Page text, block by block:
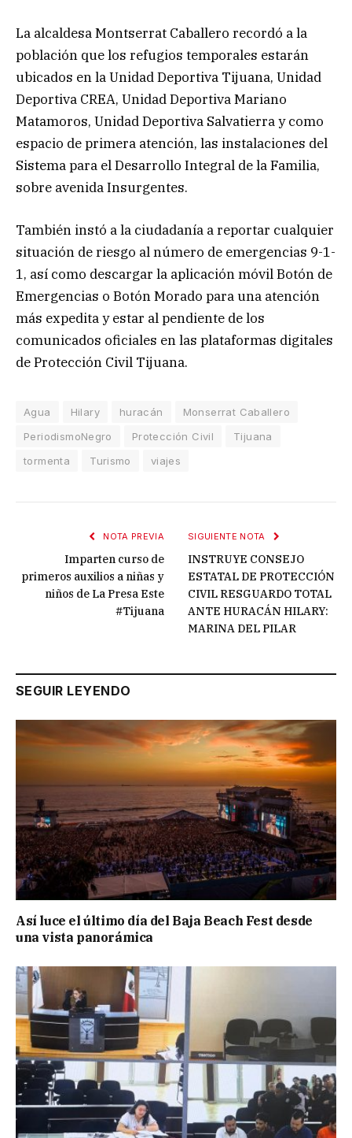
La alcaldesa Montserrat Caballero recordó a la
población que los refugios temporales estarán
ubicados en la Unidad Deportiva Tijuana, Unidad
Deportiva CREA, Unidad Deportiva Mariano
Matamoros, Unidad Deportiva Salvatierra y como
espacio de primera atención, las instalaciones del
Sistema para el Desarrollo Integral de la Familia,
sobre avenida Insurgentes.
También instó a la ciudadanía a reportar cualquier
situación de riesgo al número de emergencias 9-1-
1, así como descargar la aplicación móvil Botón de
Emergencias o Botón Morado para una atención
más expedita y estar al pendiente de los
comunicados oficiales en las plataformas digitales
de Protección Civil Tijuana.
Agua Hilary huracán
Monserrat Caballero
PeriodismoNegro
Protección Civil
Tijuana
tormenta
Turismo viajes
NOTA PREVIA
Imparten curso de
primeros auxilios a niñas y
niños de La Presa Este
#Tijuana
SIGUIENTE NOTA
INSTRUYE CONSEJO
ESTATAL DE PROTECCIÓN
CIVIL RESGUARDO TOTAL
ANTE HURACÁN HILARY:
MARINA DEL PILAR
SEGUIR LEYENDO
Así luce el último día del Baja Beach Fest desde
una vista panorámica